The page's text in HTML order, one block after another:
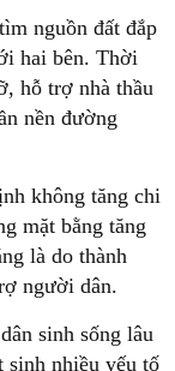
nguồn đất đắp
hai bên. Thời
hỗ trợ nhà thầu
nền đường
không tăng chi
mặt bằng tăng
là do thành
người dân.
sinh sống lâu
sinh nhiều yếu tố